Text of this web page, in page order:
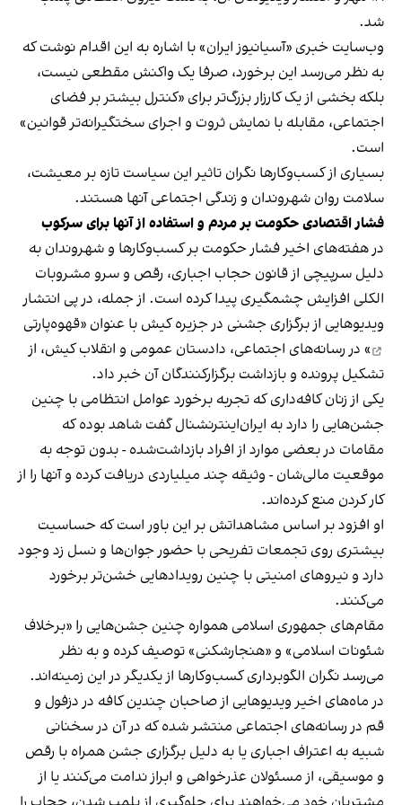
شد.
وب‌سایت خبری «آسیانیوز ایران» با اشاره به این اقدام نوشت که
به نظر می‌رسد این برخورد، صرفا یک واکنش مقطعی نیست،
بلکه بخشی از یک کارزار بزرگ‌تر برای «کنترل بیشتر بر فضای
اجتماعی، مقابله با نمایش ثروت و اجرای سختگیرانه‌تر قوانین»
است.
بسیاری از کسب‌وکارها نگران تاثیر این سیاست‌ تازه بر معیشت،
سلامت روان شهروندان و زندگی اجتماعی آنها هستند.
فشار اقتصادی حکومت بر مردم و استفاده از آنها برای سرکوب
در هفته‌های اخیر فشار حکومت بر کسب‌وکارها و شهروندان به
دلیل سرپیچی از قانون حجاب اجباری، رقص و سرو مشروبات
الکلی افزایش چشمگیری پیدا کرده است. از جمله، در پی انتشار
ویدیوهایی از برگزاری جشنی در جزیره کیش با عنوان «قهوه‌پارتی
» در رسانه‌های اجتماعی، دادستان عمومی و انقلاب کیش، از
تشکیل پرونده و بازداشت برگزارکنندگان آن خبر داد.
یکی از زنان کافه‌داری که تجربه برخورد عوامل انتظامی با چنین
جشن‌هایی را دارد به ایران‌اینترنشنال گفت شاهد بوده که
مقامات در بعضی موارد از افراد بازداشت‌‌شده - بدون توجه به
موقعیت مالی‌شان - وثیقه چند میلیاردی دریافت کرده و آنها را از
کار کردن منع کرده‌اند.
او افزود بر اساس مشاهداتش بر این باور است که حساسیت
بیشتری روی تجمعات تفریحی با حضور جوان‌ها و نسل زد وجود
دارد و نیروهای امنیتی با چنین رویدادهایی خشن‌تر برخورد
می‌کنند.
مقام‌های جمهوری اسلامی همواره چنین جشن‌هایی را «برخلاف
شئونات اسلامی» و «هنجارشکنی» توصیف کرده و به نظر
می‌رسد نگران الگوبرداری کسب‌وکارها از یکدیگر در این زمینه‌اند.
در ماه‌های اخیر ویدیوهایی از صاحبان چندین کافه در دزفول و
قم در رسانه‌های اجتماعی منتشر شده که در آن در سخنانی
شبیه به اعتراف اجباری یا به دلیل برگزاری جشن همراه با رقص
و موسیقی، از مسئولان عذرخواهی و ابراز ندامت می‌کنند یا از